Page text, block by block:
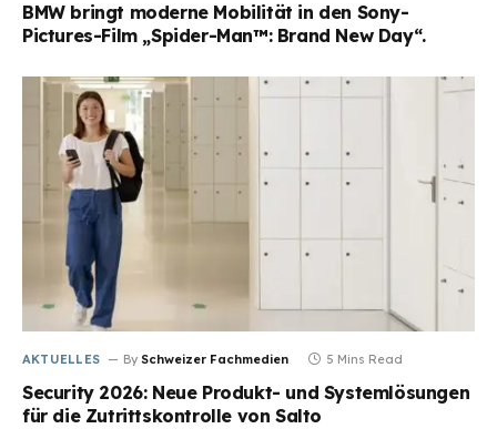
BMW bringt moderne Mobilität in den Sony-
Pictures-Film „Spider-Man™: Brand New Day“.
AKTUELLES By Schweizer Fachmedien 5 Mins Read
Security 2026: Neue Produkt- und Systemlösungen
für die Zutrittskontrolle von Salto